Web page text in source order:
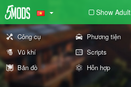
Show Adult
Công cụ Phương tiện
Vũ khí
Scripts
Bản đồ
Hỗn hợp